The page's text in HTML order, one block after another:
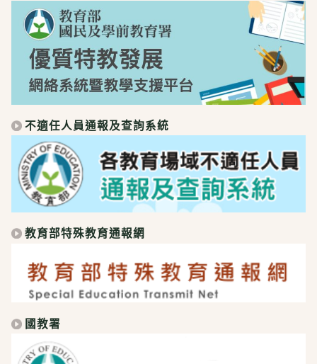
不適任人員通報及查詢系統
教育部特殊教育通報網
國教署